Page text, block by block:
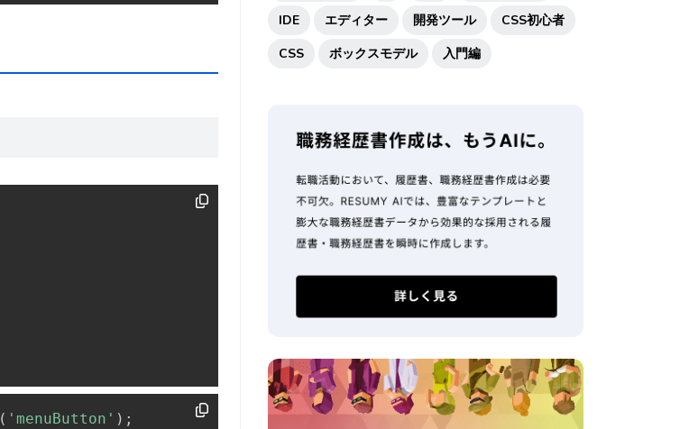
( 'menuButton' ) ;
IDE
エディター 開発ツール
CSS初心者
CSS
ボックスモデル 入門編